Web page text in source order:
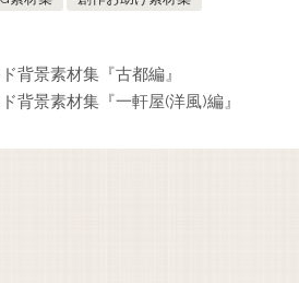
背景素材集『古都編』
背景素材集『一軒屋(洋風)編』